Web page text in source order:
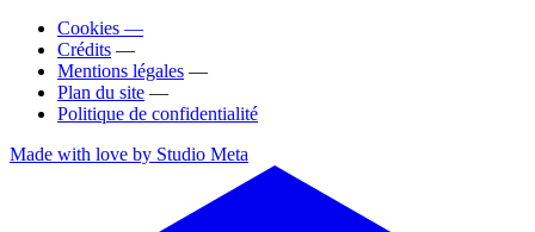
Cookies —
Crédits —
Mentions légales —
Plan du site —
Politique de confidentialité
Made with love by Studio Meta